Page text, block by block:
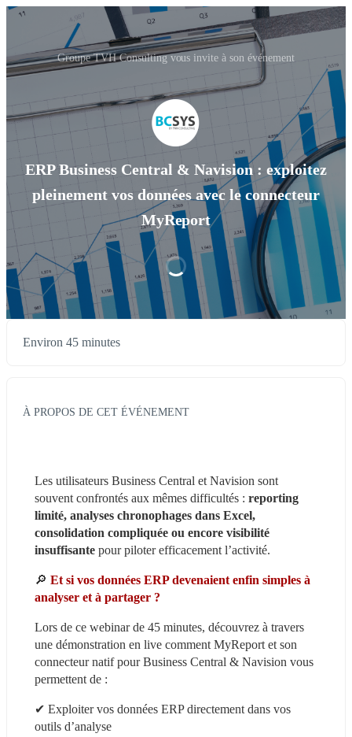
Groupe TVH Consulting vous invite à son événement
ERP Business Central & Navision : exploitez
pleinement vos données avec le connecteur
MyReport
Environ 45 minutes
À PROPOS DE CET ÉVÉNEMENT
Les utilisateurs Business Central et Navision sont
souvent confrontés aux mêmes difficultés : reporting
limité, analyses chronophages dans Excel,
consolidation compliquée ou encore visibilité
insuffisante pour piloter efficacement l’activité.
🔎 Et si vos données ERP devenaient enfin simples à
analyser et à partager ?
Lors de ce webinar de 45 minutes, découvrez à travers
une démonstration en live comment MyReport et son
connecteur natif pour Business Central & Navision vous
permettent de :
✔ Exploiter vos données ERP directement dans vos
outils d’analyse